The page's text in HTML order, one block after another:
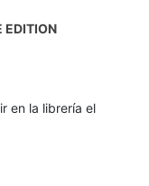
EDITION
en la librería el